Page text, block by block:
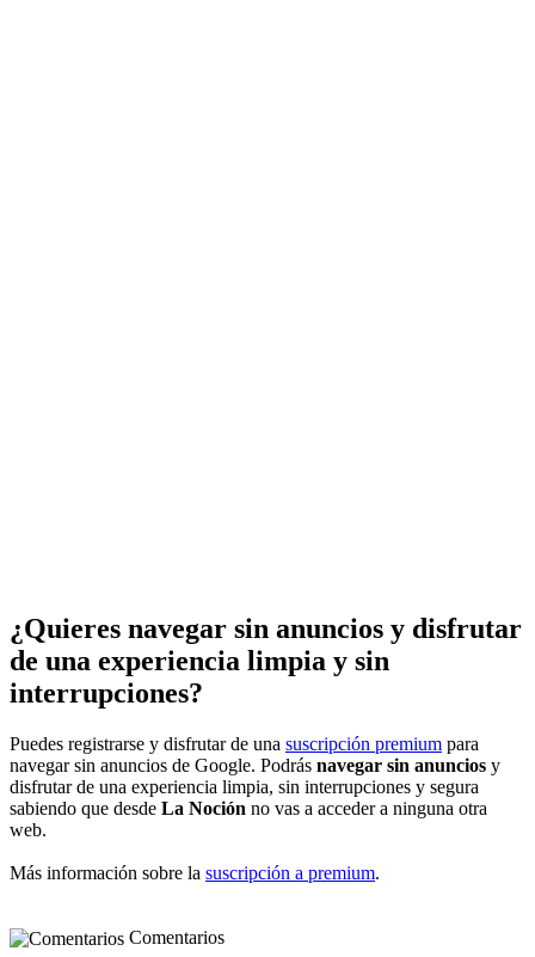
¿Quieres navegar sin anuncios y disfrutar
de una experiencia limpia y sin
interrupciones?
Puedes registrarse y disfrutar de una suscripción premium para
navegar sin anuncios de Google. Podrás navegar sin anuncios y
disfrutar de una experiencia limpia, sin interrupciones y segura
sabiendo que desde La Noción no vas a acceder a ninguna otra
web.
Más información sobre la suscripción a premium.
Comentarios